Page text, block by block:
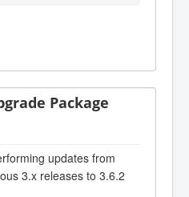
Package
updates from
3.x releases to 3.6.2